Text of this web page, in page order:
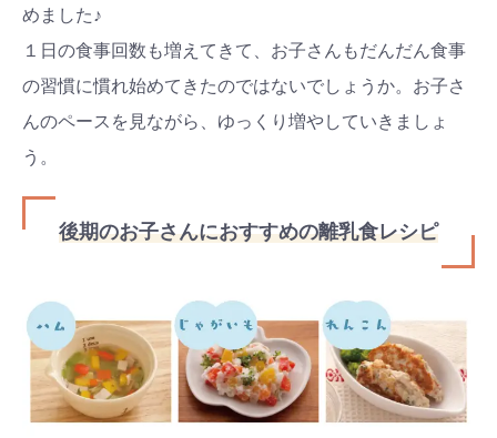
めました♪
１日の食事回数も増えてきて、お子さんもだんだん食事
の習慣に慣れ始めてきたのではないでしょうか。お子さ
んのペースを見ながら、ゆっくり増やしていきましょ
う。
後期のお子さんにおすすめの離乳食レシピ